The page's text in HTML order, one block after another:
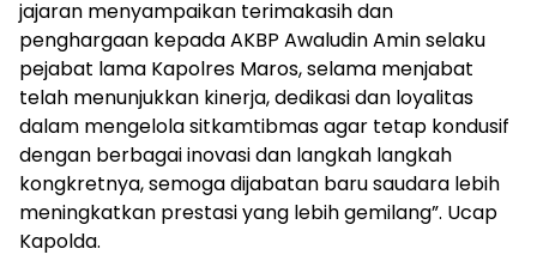
jajaran menyampaikan terimakasih dan
penghargaan kepada AKBP Awaludin Amin selaku
pejabat lama Kapolres Maros, selama menjabat
telah menunjukkan kinerja, dedikasi dan loyalitas
dalam mengelola sitkamtibmas agar tetap kondusif
dengan berbagai inovasi dan langkah langkah
kongkretnya, semoga dijabatan baru saudara lebih
meningkatkan prestasi yang lebih gemilang”. Ucap
Kapolda.